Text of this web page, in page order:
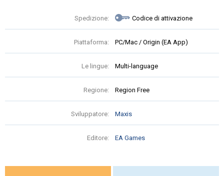
Spedizione: Codice di attivazione
Piattaforma: PC/Mac / Origin (EA App)
Le lingue: Multi-language
Regione: Region Free
Sviluppatore: Maxis
Editore: EA Games